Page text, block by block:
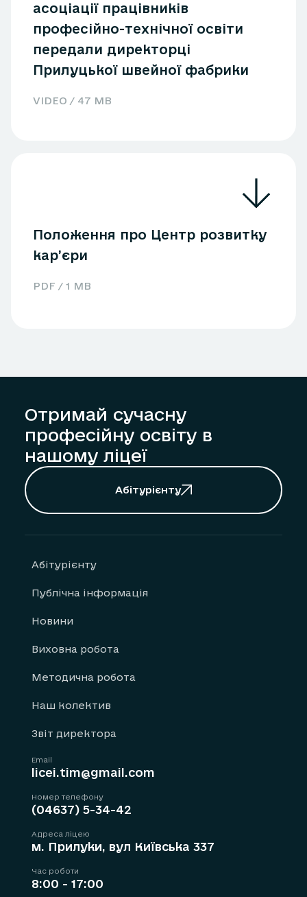
асоціації працівників
професійно-технічної освіти
передали директорці
Прилуцької швейної фабрики
VIDEO / 47 MB
Положення про Центр розвитку
кар’єри
PDF / 1 MB
Отримай сучасну
професійну освіту в
нашому ліцеї
Абітурієнту
Абітурієнту
Публічна інформація
Новини
Виховна робота
Методична робота
Наш колектив
Звіт директора
Email
licei.tim@gmail.com
Номер телефону
(04637) 5-34-42
Адреса ліцею
м. Прилуки, вул Київська 337
Час роботи
8:00 - 17:00